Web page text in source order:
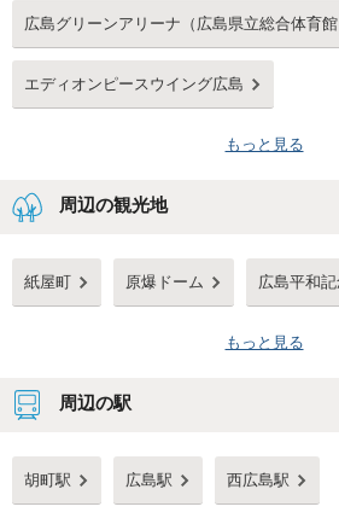
広島グリーンアリーナ（広島県立総合体育館
エディオンピースウイング広島
もっと見る
周辺の観光地
紙屋町 原爆ドーム 広島平和
もっと見る
周辺の駅
胡町駅 広島駅 西広島駅